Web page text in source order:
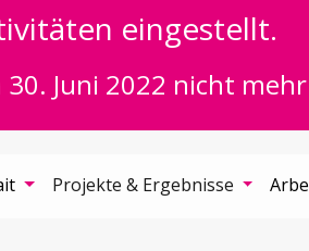
eingestellt.
Juni 2022 nicht
Projekte & Ergebnisse